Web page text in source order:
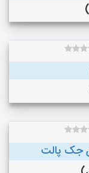
جک پالت